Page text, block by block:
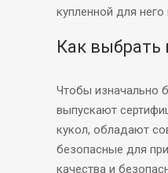
купленной для
Как выбрать
Чтобы изначально
выпускают
кукол, обладают
безопасные для
качества и